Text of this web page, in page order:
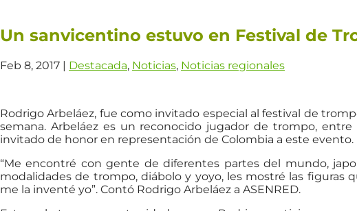
Un sanvicentino estuvo en Festival de
Feb 8, 2017 | Destacada, Noticias, Noticias regionales
Rodrigo Arbeláez, fue como invitado especial al festival de
semana. Arbeláez es un reconocido jugador de trompo,
invitado de honor en representación de Colombia a este evento.
“Me encontré con gente de diferentes partes del mundo,
modalidades de trompo, diábolo y yoyo, les mostré las figuras
me la inventé yo”. Contó Rodrigo Arbeláez a ASENRED.